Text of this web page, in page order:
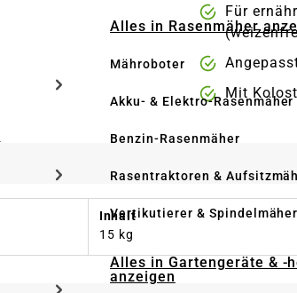
Alles in Rasenmäher
Mähroboter
Akku- & Elektro-Rasenmäher
Benzin-Rasenmäher
Rasentraktoren &
Vertikutierer & Spindelmäher
Alles in Gartengeräte & -
anzeigen
Für
Mit
Inhalt
15 kg